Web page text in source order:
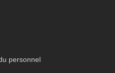
personnel